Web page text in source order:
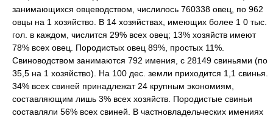
занимающихся овцеводством, числилось 760338 овец, по 962
овцы на 1 хозяйство. В 14 хозяйствах, имеющих более 1 0 тыс.
гол. в каждом, числится 29% всех овец; 13% хозяйств имеют
78% всех овец. Породистых овец 89%, простых 11%.
Свиноводством занимаются 792 имения, с 28149 свиньями (по
35,5 на 1 хозяйство). На 100 дес. земли приходится 1,1 свинья.
34% всех свиней принадлежат 24 крупным экономиям,
составляющим лишь 3% всех хозяйств. Породистые свиньи
составляли 56% всех свиней. В частновладельческих имениях